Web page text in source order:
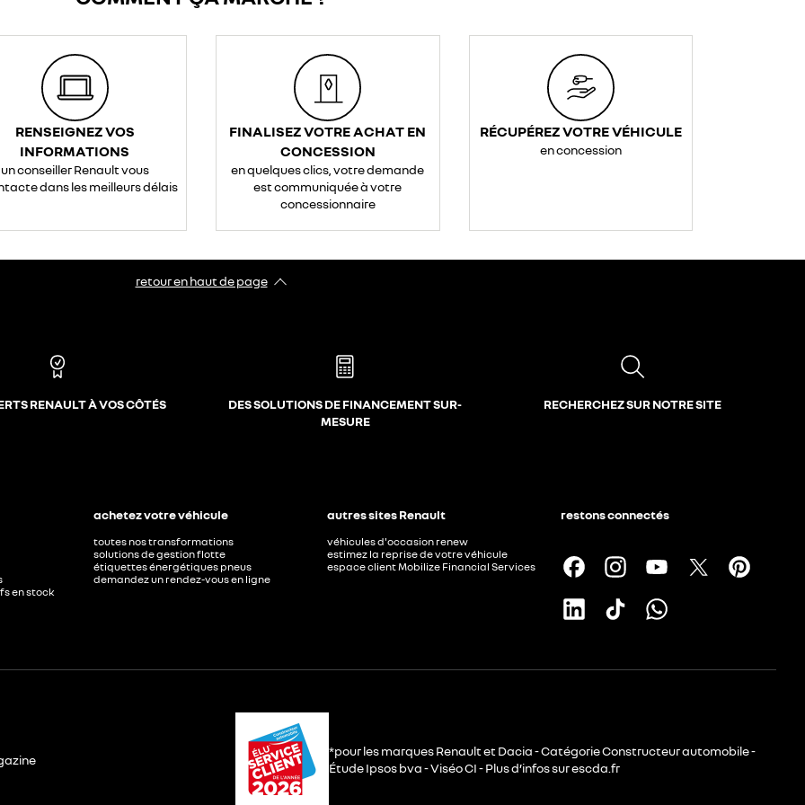
RENSEIGNEZ VOS
INFORMATIONS
un conseiller Renault vous
dans les meilleurs délais
FINALISEZ VOTRE ACHAT EN
CONCESSION
en quelques clics, votre demande
est communiquée à votre
concessionnaire
RÉCUPÉREZ VOTRE VÉHICULE
en concession
retour en haut de page​
RENAULT À VOS CÔTÉS
DES SOLUTIONS DE FINANCEMENT SUR-
MESURE
RECHERCHEZ SUR NOTRE SITE
en stock
achetez votre véhicule
toutes nos transformations
solutions de gestion flotte
étiquettes énergétiques pneus
demandez un rendez-vous en ligne
autres sites Renault
véhicules d'occasion renew
estimez la reprise de votre véhicule
espace client Mobilize Financial Services
restons connectés
*pour les marques Renault et Dacia - Catégorie Constructeur automobile -
Étude Ipsos bva - Viséo CI - Plus d’infos sur escda.fr